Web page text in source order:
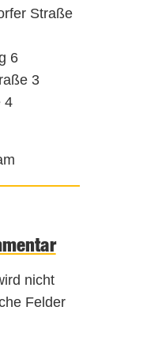
Straße
6
3
4
nicht
Felder